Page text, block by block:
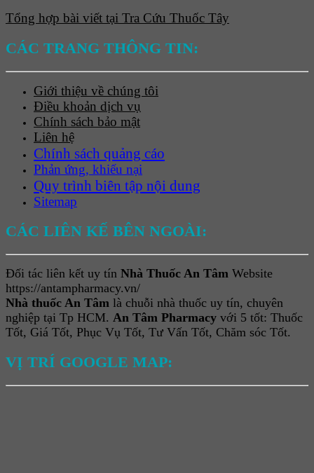
Tổng hợp bài viết tại Tra Cứu Thuốc Tây
CÁC TRANG THÔNG TIN:
Giới thiệu về chúng tôi
Điều khoản dịch vụ
Chính sách bảo mật
Liên hệ
Chính sách quảng cáo
Phản ứng, khiếu nại
Quy trình biên tập nội dung
Sitemap
CÁC LIÊN KẾ BÊN NGOÀI:
Đối tác liên kết uy tín Nhà Thuốc An Tâm Website
https://antampharmacy.vn/
Nhà thuốc An Tâm là chuỗi nhà thuốc uy tín, chuyên
nghiệp tại Tp HCM. An Tâm Pharmacy với 5 tốt: Thuốc
Tốt, Giá Tốt, Phục Vụ Tốt, Tư Vấn Tốt, Chăm sóc Tốt.
VỊ TRÍ GOOGLE MAP: